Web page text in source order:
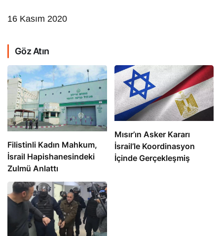
16 Kasım 2020
Göz Atın
Filistinli Kadın Mahkum,
İsrail Hapishanesindeki
Zulmü Anlattı
Mısır’ın Asker Kararı
İsrail’le Koordinasyon
İçinde Gerçekleşmiş